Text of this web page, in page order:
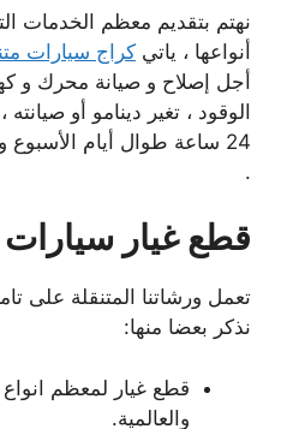
نهتم بتقديم معظم الخدمات
أنواعها ، ياتي كراج سيارات
أجل إصلاح و صيانة محرك و
الوقود ، تغير دينامو أو
24 ساعة طوال أيام
.
قطع غيار سيارات
تعمل ورشاتنا المتنقلة على
نذكر بعضا منها:
قطع غيار لمعظم انواع
والعالمية.